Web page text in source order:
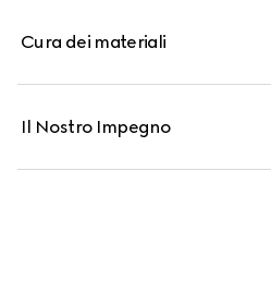
Cura dei materiali
Il Nostro Impegno